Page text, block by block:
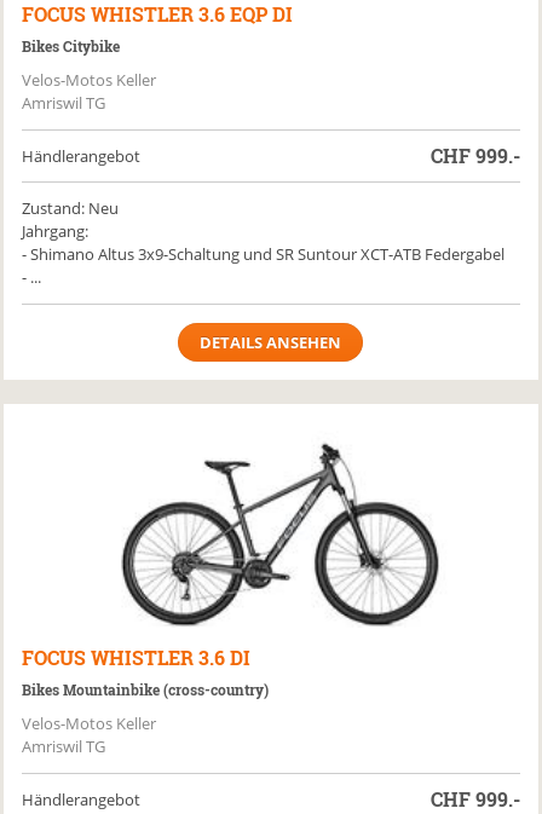
FOCUS WHISTLER 3.6 EQP DI
Bikes Citybike
Velos-Motos Keller
Amriswil TG
Händlerangebot CHF999.-
Zustand: Neu
Jahrgang:
- Shimano Altus 3x9-Schaltung und SR Suntour XCT-ATB Federgabel
- ...
DETAILS ANSEHEN
FOCUS WHISTLER 3.6 DI
Bikes Mountainbike (cross-country)
Velos-Motos Keller
Amriswil TG
Händlerangebot CHF999.-